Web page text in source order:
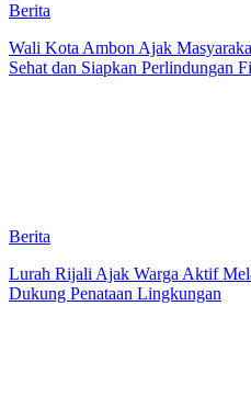
Berita
Wali Kota Ambon Ajak
Sehat dan Siapkan Perlindungan
Berita
Lurah Rijali Ajak Warga Aktif
Dukung Penataan Lingkungan